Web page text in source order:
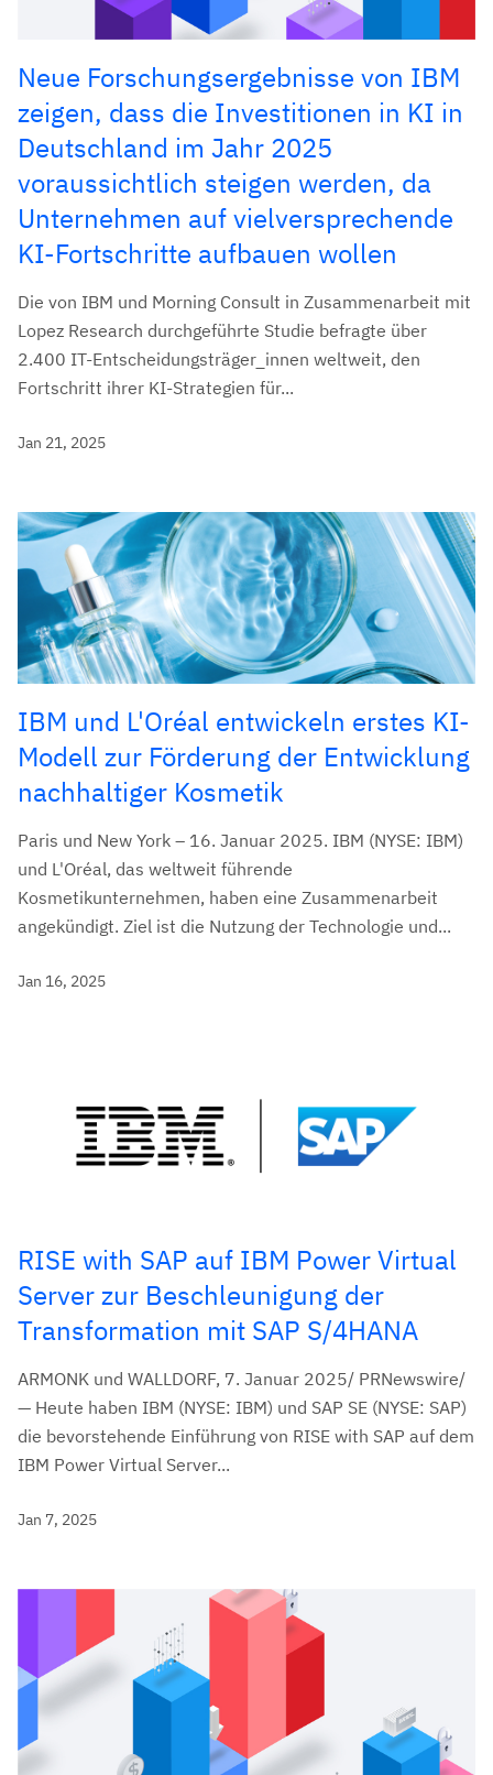
Neue Forschungsergebnisse von IBM
zeigen, dass die Investitionen in KI in
Deutschland im Jahr 2025
voraussichtlich steigen werden, da
Unternehmen auf vielversprechende
KI-Fortschritte aufbauen wollen
Die von IBM und Morning Consult in Zusammenarbeit mit
Lopez Research durchgeführte Studie befragte über
2.400 IT-Entscheidungsträger_innen weltweit, den
Fortschritt ihrer KI-Strategien für...
Jan 21, 2025
IBM und L'Oréal entwickeln erstes KI-
Modell zur Förderung der Entwicklung
nachhaltiger Kosmetik
Paris und New York – 16. Januar 2025. IBM (NYSE: IBM)
und L'Oréal, das weltweit führende
Kosmetikunternehmen, haben eine Zusammenarbeit
angekündigt. Ziel ist die Nutzung der Technologie und...
Jan 16, 2025
RISE with SAP auf IBM Power Virtual
Server zur Beschleunigung der
Transformation mit SAP S/4HANA
ARMONK und WALLDORF, 7. Januar 2025/ PRNewswire/
— Heute haben IBM (NYSE: IBM) und SAP SE (NYSE: SAP)
die bevorstehende Einführung von RISE with SAP auf dem
IBM Power Virtual Server...
Jan 7, 2025